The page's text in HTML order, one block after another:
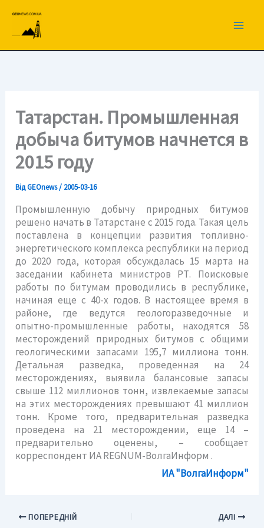
вмісту
Татарстан. Промышленная
добыча битумов начнется в
2015 году
ВідGEOnews/ 2005-03-16
Промышленную добычу природных битумов
решено начать в Татарстане с 2015 года. Такая цель
поставлена в концепции развития топливно-
энергетического комплекса республики на период
до 2020 года, которая обсуждалась 15 марта на
заседании кабинета министров РТ. Поисковые
работы по битумам проводились в республике,
начиная еще с 40-х годов. В настоящее время в
районе, где ведутся геологоразведочные и
опытно-промышленные работы, находятся 58
месторождений природных битумов с общими
геологическими запасами 195,7 миллиона тонн.
Детальная разведка, проведенная на 24
месторождениях, выявила балансовые запасы
свыше 112 миллионов тонн, извлекаемые запасы
на этих месторождениях превышают 41 миллион
тонн. Кроме того, предварительная разведка
проведена на 21 месторождении, еще 14 –
предварительно оценены, – сообщает
корреспондент ИА REGNUM-ВолгаИнформ .
ИА "ВолгаИнформ"
ПОПЕРЕДНІЙ ДАЛІ